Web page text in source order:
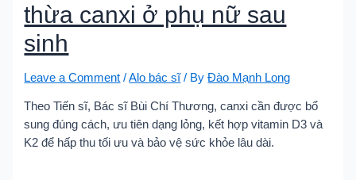
thừa canxi ở phụ nữ sau
sinh
Leave a Comment /Alo bác sĩ/ ByĐào Mạnh Long
Theo Tiến sĩ, Bác sĩ Bùi Chí Thương, canxi cần được bổ
sung đúng cách, ưu tiên dạng lỏng, kết hợp vitamin D3 và
K2 để hấp thu tối ưu và bảo vệ sức khỏe lâu dài.